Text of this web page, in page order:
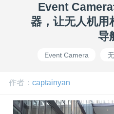
页
网
Event
器，让无人机用
导
Event Camera
作者： captainyan